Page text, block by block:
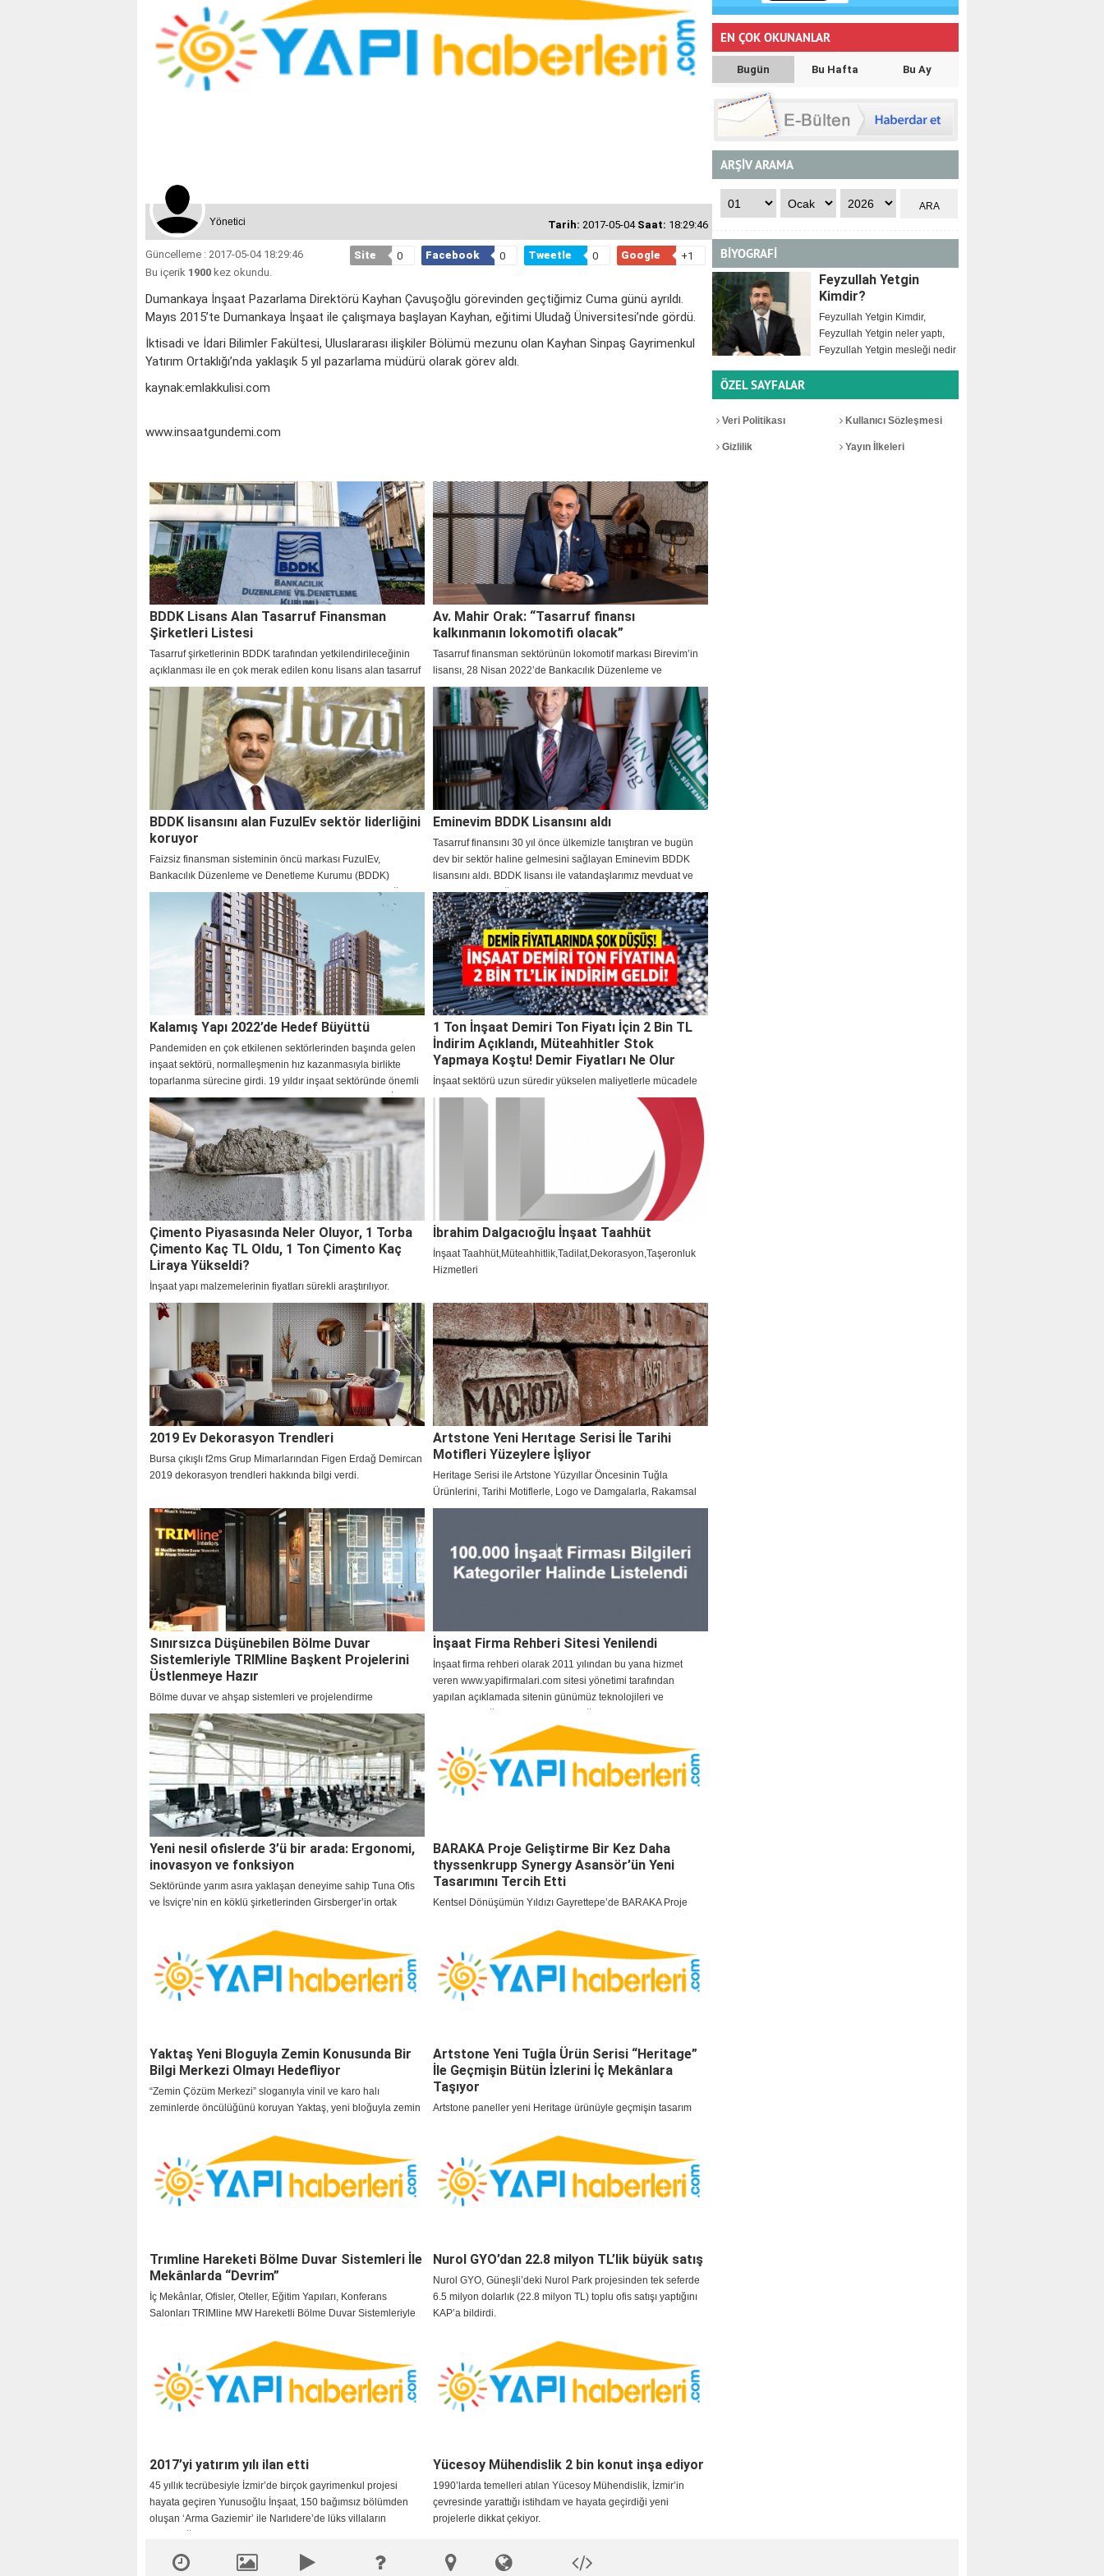
Yönetici Tarih: 2017-05-04 Saat: 18:29:46
Güncelleme : 2017-05-04 18:29:46
Bu içerik 1900 kez okundu.
Site 0 Facebook 0 Tweetle 0 Google +1
Dumankaya İnşaat Pazarlama Direktörü Kayhan Çavuşoğlu görevinden geçtiğimiz Cuma günü ayrıldı.
Mayıs 2015’te Dumankaya İnşaat ile çalışmaya başlayan Kayhan, eğitimi Uludağ Üniversitesi’nde gördü.
İktisadi ve İdari Bilimler Fakültesi, Uluslararası ilişkiler Bölümü mezunu olan Kayhan Sinpaş Gayrimenkul
Yatırım Ortaklığı’nda yaklaşık 5 yıl pazarlama müdürü olarak görev aldı.
kaynak:emlakkulisi.com
www.insaatgundemi.com
BDDK Lisans Alan Tasarruf Finansman
Şirketleri Listesi
Tasarruf şirketlerinin BDDK tarafından yetkilendirileceğinin
açıklanması ile en çok merak edilen konu lisans alan tasarruf
şirketleri hangileri? hangi tasarruf şirketleri BDDK yetkisi aldı?
konusu oldu
Av. Mahir Orak: “Tasarruf finansı
kalkınmanın lokomotifi olacak”
Tasarruf finansman sektörünün lokomotif markası Birevim’in
lisansı, 28 Nisan 2022’de Bankacılık Düzenleme ve
Denetleme Kurumu (BDDK) tarafından Tasarruf Finansman
Yasası kapsamında onaylandı.
BDDK lisansını alan FuzulEv sektör liderliğini
koruyor
Faizsiz finansman sisteminin öncü markası FuzulEv,
Bankacılık Düzenleme ve Denetleme Kurumu (BDDK)
tarafından yürütülen intibak sürecini tamamlayarak aldığı
lisans ile yoluna güçlü adımlarla devam ediyor.
Eminevim BDDK Lisansını aldı
Tasarruf finansını 30 yıl önce ülkemizle tanıştıran ve bugün
dev bir sektör haline gelmesini sağlayan Eminevim BDDK
lisansını aldı. BDDK lisansı ile vatandaşlarımız mevduat ve
katılım bankacılığından sonra “3. Nesil Finansman Modeli”ne
kavuştu.
Kalamış Yapı 2022’de Hedef Büyüttü
Pandemiden en çok etkilenen sektörlerinden başında gelen
inşaat sektörü, normalleşmenin hız kazanmasıyla birlikte
toparlanma sürecine girdi. 19 yıldır inşaat sektöründe önemli
projelere imza atan Kalamış Yapı, Düzce, Kastamonu, İzmir
ve İstanbul’un 4 önemli bölgesindeki projesi ve 5 yılda 5 bin
konut satışı hedefiyle 2022 yılına hızlı bir giriş yaptı.
1 Ton İnşaat Demiri Ton Fiyatı İçin 2 Bin TL
İndirim Açıklandı, Müteahhitler Stok
Yapmaya Koştu! Demir Fiyatları Ne Olur
İnşaat sektörü uzun süredir yükselen maliyetlerle mücadele
etmeye çalışırken demir ve çimento fiyatları bu alanda başı
çekiyordu. Demir piyasasında fiyatlarda geri çekilme başladı,
Çimento Piyasasında Neler Oluyor, 1 Torba
Çimento Kaç TL Oldu, 1 Ton Çimento Kaç
Liraya Yükseldi?
İnşaat yapı malzemelerinin fiyatları sürekli araştırılıyor.
Çimento fiyatları ne kadar oldu? 1 torba çimento kaç TL? 1
ton çimento fiyatı kaç lira? İşte güncel çimento fiyatları...
İbrahim Dalgacıoğlu İnşaat Taahhüt
İnşaat Taahhüt,Müteahhitlik,Tadilat,Dekorasyon,Taşeronluk
Hizmetleri
2019 Ev Dekorasyon Trendleri
Bursa çıkışlı f2ms Grup Mimarlarından Figen Erdağ Demircan
2019 dekorasyon trendleri hakkında bilgi verdi.
Artstone Yeni Herıtage Serisi İle Tarihi
Motifleri Yüzeylere İşliyor
Heritage Serisi ile Artstone Yüzyıllar Öncesinin Tuğla
Ürünlerini, Tarihi Motiflerle, Logo ve Damgalarla, Rakamsal
Kabartmalarla Bugüne Uyarlıyor
Sınırsızca Düşünebilen Bölme Duvar
Sistemleriyle TRIMline Başkent Projelerini
Üstlenmeye Hazır
Bölme duvar ve ahşap sistemleri ve projelendirme
hizmetleriyle 20 yıldır yapı sektöründe gücünü artan ivmeyle
pekiştiren TRIMline Ankara’da yer alan showroomuyla
projelerin çözüm ortağı olmaya devam ediyor.
İnşaat Firma Rehberi Sitesi Yenilendi
​İnşaat firma rehberi olarak 2011 yılından bu yana hizmet
veren www.yapifirmalari.com sitesi yönetimi tarafından
yapılan açıklamada sitenin günümüz teknolojileri ve
Yeni nesil ofislerde 3’ü bir arada: Ergonomi,
inovasyon ve fonksiyon
Sektöründe yarım asıra yaklaşan deneyime sahip Tuna Ofis
ve İsviçre’nin en köklü şirketlerinden Girsberger’in ortak
ergonomi, inovasyon ve fonksiyonu bir arada sunuyor.
BARAKA Proje Geliştirme Bir Kez Daha
thyssenkrupp Synergy Asansör’ün Yeni
Tasarımını Tercih Etti
Kentsel Dönüşümün Yıldızı Gayrettepe’de BARAKA Proje
Yeni Tasarımını Tercih Etti
Yaktaş Yeni Bloguyla Zemin Konusunda Bir
Bilgi Merkezi Olmayı Hedefliyor
“Zemin Çözüm Merkezi” sloganıyla vinil ve karo halı
zeminlerde öncülüğünü koruyan Yaktaş, yeni bloğuyla zemin
Artstone Yeni Tuğla Ürün Serisi “Heritage”
İle Geçmişin Bütün İzlerini İç Mekânlara
Taşıyor
Artstone paneller yeni Heritage ürünüyle geçmişin tasarım
Trımline Hareketi Bölme Duvar Sistemleri İle
Mekânlarda “Devrim”
İç Mekânlar, Ofisler, Oteller, Eğitim Yapıları, Konferans
Salonları TRIMline MW Hareketli Bölme Duvar Sistemleriyle
Nurol GYO’dan 22.8 milyon TL’lik büyük satış
Nurol GYO, Güneşli’deki Nurol Park projesinden tek seferde
6.5 milyon dolarlık (22.8 milyon TL) toplu ofis satışı yaptığını
KAP’a bildirdi.
2017’yi yatırım yılı ilan etti
45 yıllık tecrübesiyle İzmir’de birçok gayrimenkul projesi
hayata geçiren Yunusoğlu İnşaat, 150 bağımsız bölümden
oluşan ‘Arma Gaziemir’ ile Narlıdere’de lüks villaların
tamamlayacak. 2 projenin yaklaşık 100 milyon TL yatırımla
hayata geçtiğini belirten Yunusoğlu İnşaat Yönetim Kurulu
Yücesoy Mühendislik 2 bin konut inşa ediyor
1990’larda temelleri atılan Yücesoy Mühendislik, İzmir’in
çevresinde yarattığı istihdam ve hayata geçirdiği yeni
projelerle dikkat çekiyor.
EN ÇOK OKUNANLAR
Bugün Bu Hafta Bu Ay
ARŞİV ARAMA
BİYOGRAFİ
Feyzullah Yetgin
Kimdir?
Feyzullah Yetgin Kimdir,
Feyzullah Yetgin neler yaptı,
Feyzullah Yetgin mesleği nedir
ÖZEL SAYFALAR
Veri Politikası Kullanıcı Sözleşmesi
Gizlilik Yayın İlkeleri